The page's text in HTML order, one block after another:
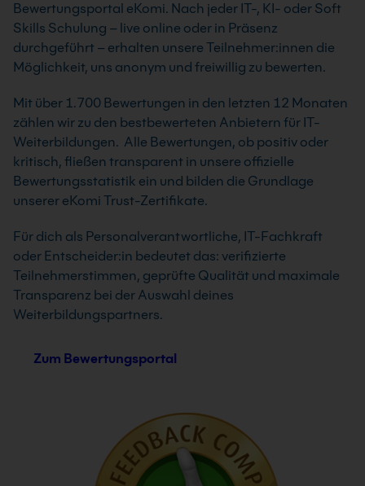
Bewertungsportal eKomi. Nach jeder IT-, KI- oder Soft
Skills Schulung – live online oder in Präsenz
durchgeführt – erhalten unsere Teilnehmer:innen die
Möglichkeit, uns anonym und freiwillig zu bewerten.
Mit über 1.700 Bewertungen in den letzten 12 Monaten
zählen wir zu den bestbewerteten Anbietern für IT-
Weiterbildungen. Alle Bewertungen, ob positiv oder
kritisch, fließen transparent in unsere offizielle
Bewertungsstatistik ein und bilden die Grundlage
unserer eKomi Trust-Zertifikate.
Für dich als Personalverantwortliche, IT-Fachkraft
oder Entscheider:in bedeutet das: verifizierte
Teilnehmerstimmen, geprüfte Qualität und maximale
Transparenz bei der Auswahl deines
Weiterbildungspartners.
Zum Bewertungsportal